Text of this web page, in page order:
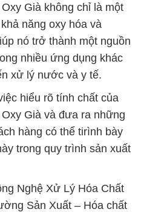
Già không chỉ là một
năng oxy hóa và
nó trở thành một nguồn
nhiều ứng dụng khác
xử lý nước và y tế.
hiểu rõ tính chất của
Già và đưa ra những
hàng có thể tirình bày
trong quy trình sản xuất
Nghệ Xử Lý Hóa Chất
Sản Xuất – Hóa chất